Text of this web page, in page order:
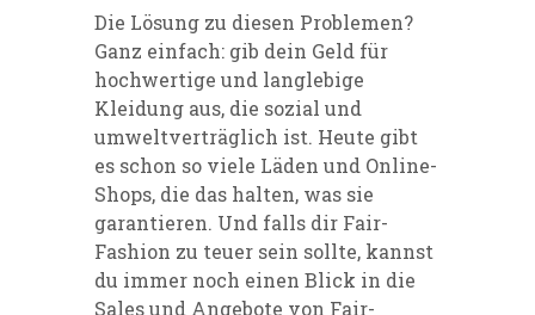
Die Lösung zu diesen Problemen?
Ganz einfach: gib dein Geld für
hochwertige und langlebige
Kleidung aus, die sozial und
umweltverträglich ist. Heute gibt
es schon so viele Läden und Online-
Shops, die das halten, was sie
garantieren. Und falls dir Fair-
Fashion zu teuer sein sollte, kannst
du immer noch einen Blick in die
Sales und Angebote von Fair-